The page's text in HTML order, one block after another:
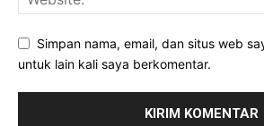
Simpan nama, email, dan situs web
untuk lain kali saya berkomentar.